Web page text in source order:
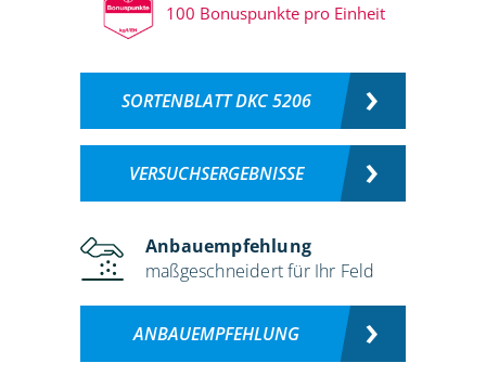
100 Bonuspunkte pro Einheit
SORTENBLATT DKC 5206
VERSUCHSERGEBNISSE
Anbauempfehlung
maßgeschneidert für Ihr Feld
ANBAUEMPFEHLUNG